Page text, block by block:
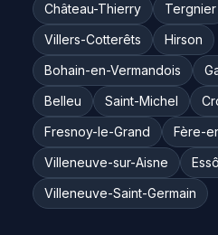
Château-Thierry
Tergnier
Villers-Cotterêts
Hirson
Bohain-en-Vermandois
Belleu
Saint-Michel
Fresnoy-le-Grand
Fère-
Villeneuve-sur-Aisne
Villeneuve-Saint-Germain